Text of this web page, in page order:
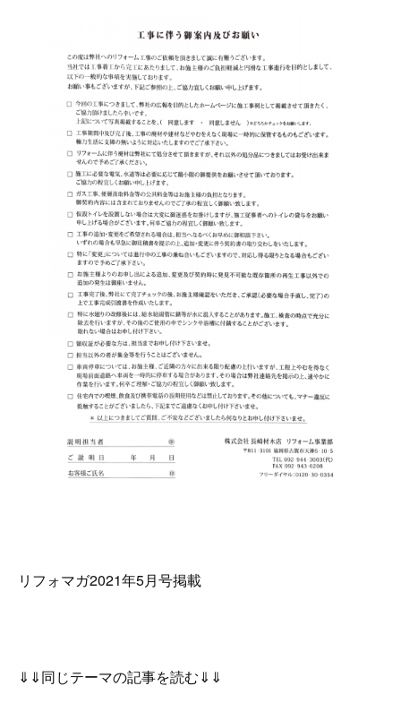
リフォマガ2021年5月号掲載
⇓⇓同じテーマの記事を読む⇓⇓